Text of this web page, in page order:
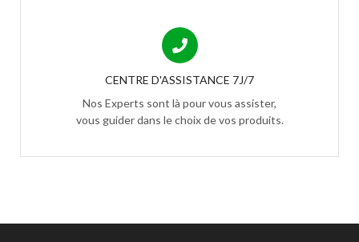
CENTRE D'ASSISTANCE 7J/7
Nos Experts sont là pour vous assister,
vous guider dans le choix de vos produits.